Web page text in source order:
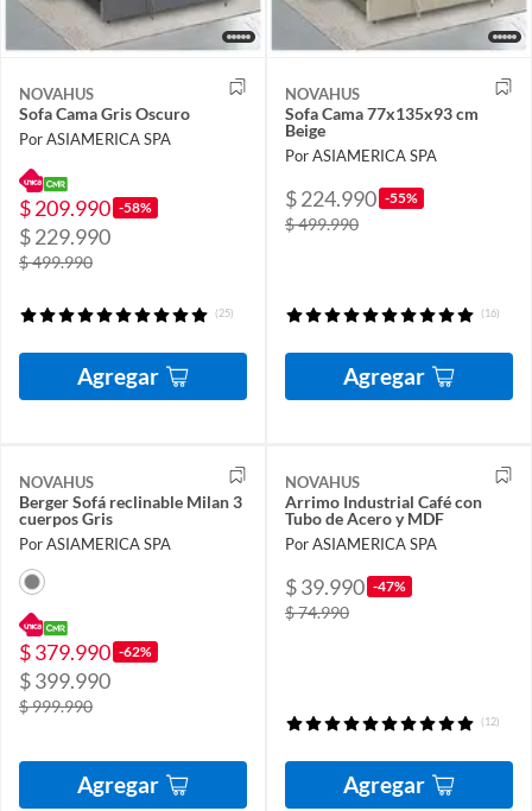
NOVAHUS
Sofa Cama Gris Oscuro
Por ASIAMERICA SPA
$ 209.990 -58%
$ 229.990
$ 499.990
(25)
Agregar
NOVAHUS
Sofa Cama 77x135x93 cm
Beige
Por ASIAMERICA SPA
$ 224.990 -55%
$ 499.990
(16)
Agregar
NOVAHUS
Berger Sofá reclinable Milan 3
cuerpos Gris
Por ASIAMERICA SPA
$ 379.990 -62%
$ 399.990
$ 999.990
Agregar
NOVAHUS
Arrimo Industrial Café con
Tubo de Acero y MDF
Por ASIAMERICA SPA
$ 39.990 -47%
$ 74.990
(12)
Agregar